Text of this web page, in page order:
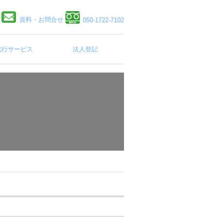
資料・お問合せ 050-1722-7102
サービス 法人登記